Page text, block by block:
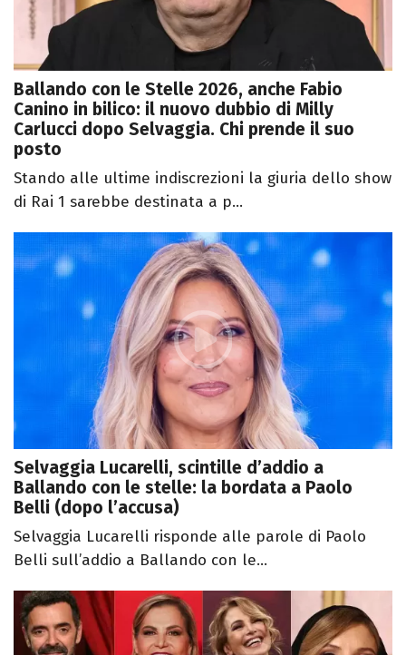
Ballando con le Stelle 2026, anche Fabio
Canino in bilico: il nuovo dubbio di Milly
Carlucci dopo Selvaggia. Chi prende il suo
posto
Stando alle ultime indiscrezioni la giuria dello show
di Rai 1 sarebbe destinata a p...
Selvaggia Lucarelli, scintille d’addio a
Ballando con le stelle: la bordata a Paolo
Belli (dopo l’accusa)
Selvaggia Lucarelli risponde alle parole di Paolo
Belli sull’addio a Ballando con le...